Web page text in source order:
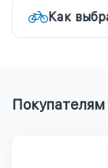
Как
Покупателям